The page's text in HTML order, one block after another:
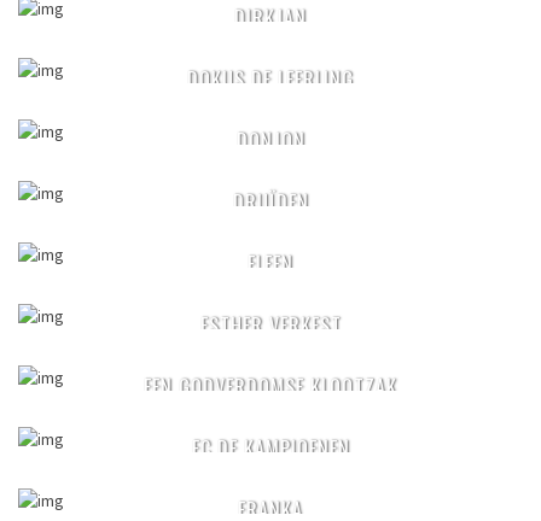
DIRKJAN
DOKUS DE LEERLING
DONJON
DRUÏDEN
ELFEN
ESTHER VERKEST
EEN GODVERDOMSE KLOOTZAK
FC DE KAMPIOENEN
FRANKA